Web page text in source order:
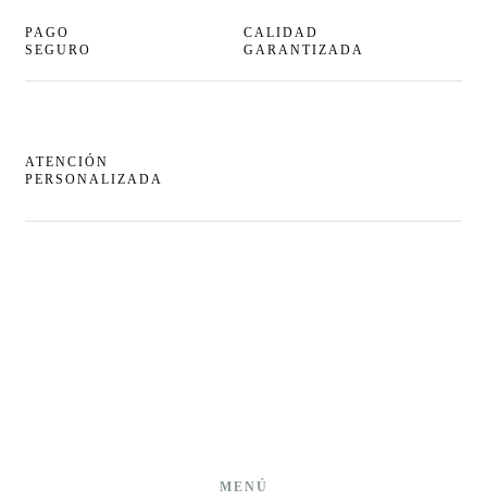
PAGO
SEGURO
CALIDAD
GARANTIZADA
ATENCIÓN
PERSONALIZADA
MENÚ